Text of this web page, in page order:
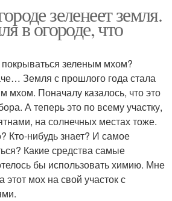
зеленеет земля.
в огороде, что
зеленым мхом?
Земля с прошлого года стала
мхом. Поначалу казалось, что это
А теперь это по всему участку,
на солнечных местах тоже.
Кто-нибудь знает? И самое
Какие средства самые
бы использовать химию. Мне
этот мох на свой участок с